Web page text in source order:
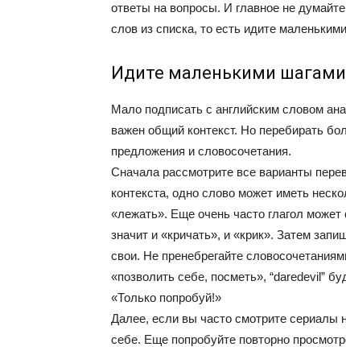
ответы на вопросы. И главное не
слов из списка, то есть идите
Идите маленькими шагами
Мало подписать с английским словом
важен общий контекст. Но перебирать
предложения и словосочетания.
Сначала рассмотрите все варианты
контекста, одно слово может иметь
«лежать». Еще очень часто глагол
значит и «кричать», и «крик». Затем
свои. Не пренебрегайте
«позволить себе, посметь», “daredevil”
«Только попробуй!»
Далее, если вы часто смотрите сериалы
себе. Еще попробуйте повторно